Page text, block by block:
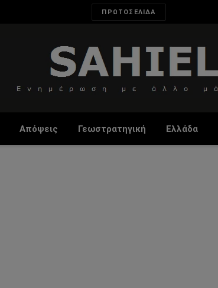
ΠΡΩΤΟΣΕΛΙΔΑ
Απόψεις Γεωστρατηγική Ελλάδα